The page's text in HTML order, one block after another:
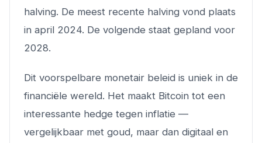
halving. De meest recente halving vond plaats
in april 2024. De volgende staat gepland voor
2028.
Dit voorspelbare monetair beleid is uniek in de
financiële wereld. Het maakt Bitcoin tot een
interessante hedge tegen inflatie —
vergelijkbaar met goud, maar dan digitaal en